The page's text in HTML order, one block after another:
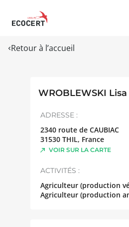
Retour à l’accueil
WROBLEWSKI Lisa
ADRESSE :
2340 route de CAUBIAC
31530 THIL, France
VOIR SUR LA CARTE
ACTIVITÉS :
Agriculteur (production
Agriculteur (production